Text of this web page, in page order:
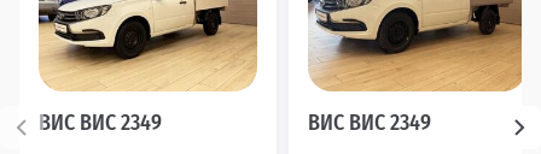
ВИС ВИС 2349 ВИС ВИС 2349